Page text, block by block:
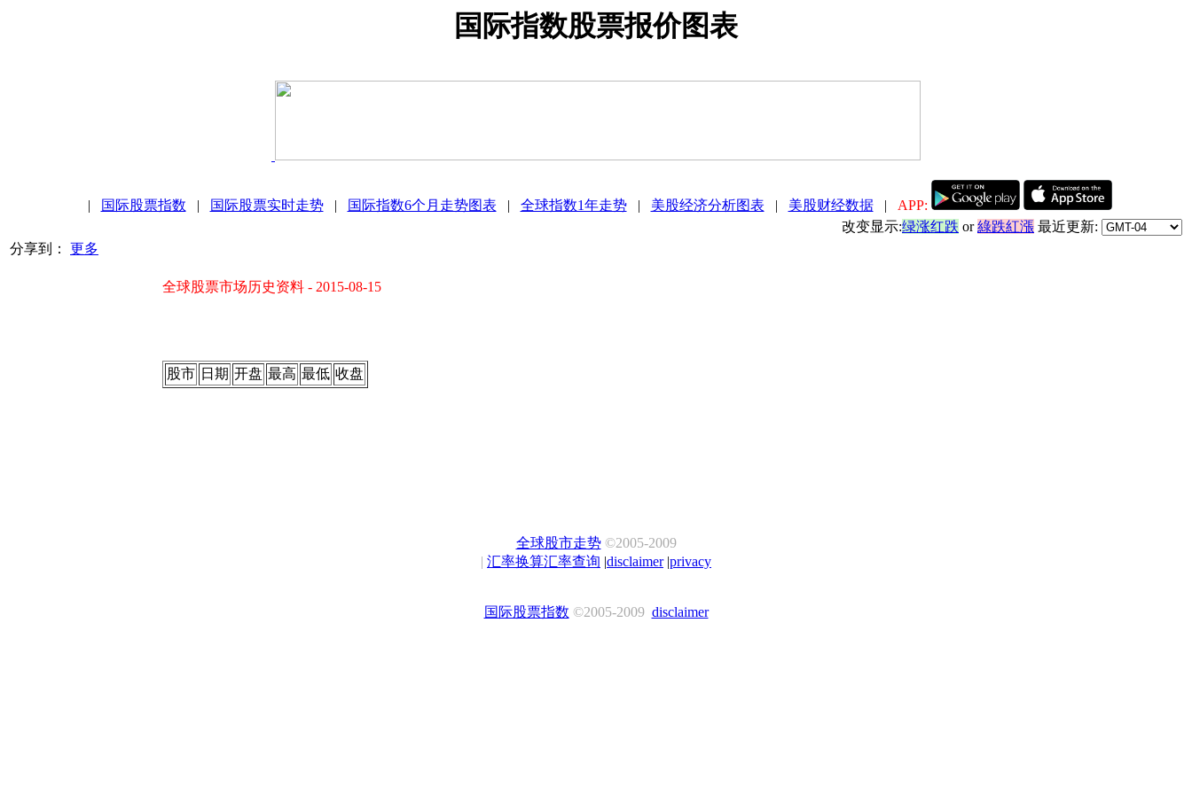
国际指数股票报价图表
| 国际股票指数 | 国际股票实时走势| 国际指数6个月走势图表 | 全球指数1年走势| 美股经济分析图表 | 美股财经数据| APP:
改变显示:绿涨红跌 or綠跌紅漲 最近更新:
分享到：
更多
全球股票市场历史资料 - 2015-08-15
股市 日期 开盘 最高 最低 收盘
全球股市走势©2005-2009
| 汇率换算汇率查询 |disclaimer|privacy
国际股票指数 ©2005-2009 disclaimer